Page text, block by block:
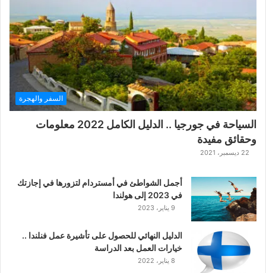
ر
ب
ا
ل
ت
ت
ا
ا
ل
ا
س
ي
ك
السفر والهجرة
السياحة في جورجيا .. الدليل الكامل 2022 معلومات
وحقائق مفيدة
22 ديسمبر، 2021
أجمل الشواطئ في أمستردام لتزورها في إجازتك
في 2023 إلى هولندا
9 يناير، 2023
الدليل النهائي للحصول على تأشيرة عمل فنلندا ..
خيارات العمل بعد الدراسة
8 يناير، 2022